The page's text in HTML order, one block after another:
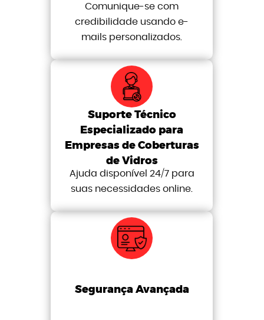
Comunique-se com
credibilidade usando e-
mails personalizados.
Suporte Técnico
Especializado para
Empresas de Coberturas
de Vidros
Ajuda disponível 24/7 para
suas necessidades online.
Segurança Avançada